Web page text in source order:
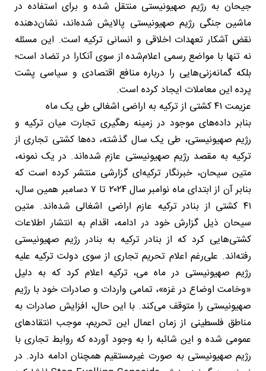
جیحان به رژیم صهیونیستی منتقل شده و برای استفاده در
ماشین جنگی رژیم صهیونیستی پالایش شده‌اند، نشان‌دهنده
نقض آشکار تعهدات اخلاقی و انسانی ترکیه است. این مسئله
نه تنها با مواضع رسمی اعلام‌شده از سوی آنکارا در تضاد است؛
بلکه گمانه‌زنی‌هایی را درباره منافع اقتصادی و سیاسی پشت
پرده این معاملات ایجاد کرده است.
عزیمت ۴۱ کشتی از ترکیه به اراضی اشغالی طی یک ماه
بنابر داده‌های موجود در زمینه رهگیری تجارت میان ترکیه و
رژیم صهیونیستی، طی یک سال گذشته، ده‌ها کشتی تجاری از
ترکیه به مقصد رژیم صهیونیستی عازم شده‌اند. در یک نمونه،
متین سیحان، خبرنگار ترکیه‌ای گزارشی منتشر کرده است که
بنابر آن از ابتدای ماه نوامبر سال ۲۰۲۴ تا ۷ دسامبر همین سال،
۴۱ کشتی از بنادر ترکیه عازم اراضی اشغالی شده‌اند. متین
سیحان ذیل گزارش خود در ادامه، اقدام به انتشار اطلاعات
کشتی‌هایی کرد که از بنادر ترکیه به بنادر رژیم صهیونیستی
رفته‌اند. علی‌رغم اعلام تحریم تجاری از سوی دولت ترکیه علیه
رژیم صهیونیستی در ماه می، ترکیه اعلام کرد که به دلیل
«وخامت اوضاع در غزه»، تمامی واردات و صادرات خود با رژیم
صهیونیستی را متوقف می‌کند. با این حال، افزایش صادرات به
مناطق فلسطینی از زمان اعمال این تحریم، موجب انتقادهای
عمومی شده و این شائبه را به وجود آورده که روابط تجاری با
رژیم صهیونیستی به صورت غیرمستقیم همچنان ادامه دارد. در